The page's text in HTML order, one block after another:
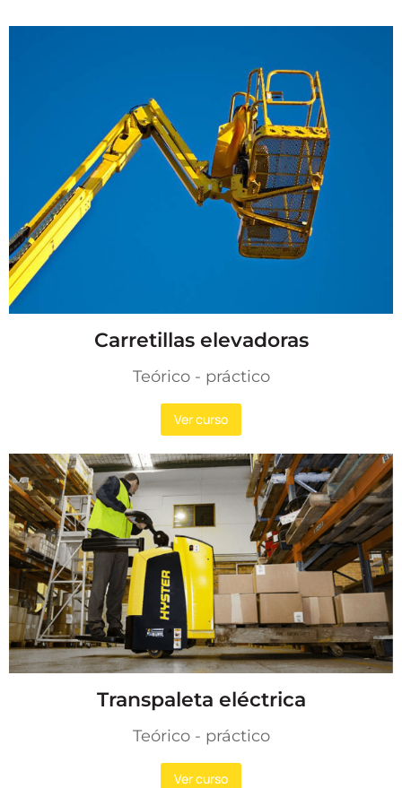
Carretillas elevadoras
Teórico - práctico​
Ver curso
Transpaleta eléctrica
Teórico - práctico​
Ver curso